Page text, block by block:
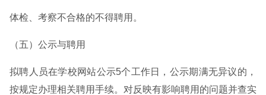
体检、考察不合格的不得聘用。
（五）公示与聘用
拟聘人员在学校网站公示5个工作日，公示期满无异议的，
按规定办理相关聘用手续。对反映有影响聘用的问题并查实